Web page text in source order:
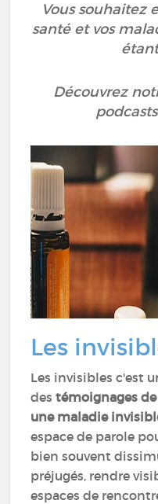
Vous souhaitez
santé et vos
Découvrez
Les
Les invisibles c'est
destémoignages
une maladie
espace de parole
bien souvent
préjugés, rendre
espaces de